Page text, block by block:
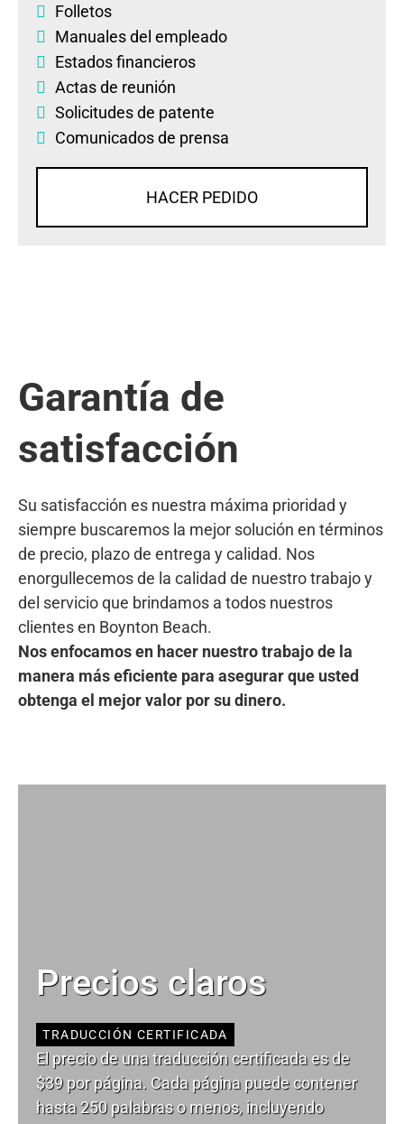
Folletos
Manuales del empleado
Estados financieros
Actas de reunión
Solicitudes de patente
Comunicados de prensa
HACER PEDIDO
Garantía de
satisfacción
Su satisfacción es nuestra máxima prioridad y
siempre buscaremos la mejor solución en términos
de precio, plazo de entrega y calidad. Nos
enorgullecemos de la calidad de nuestro trabajo y
del servicio que brindamos a todos nuestros
clientes en Boynton Beach.
Nos enfocamos en hacer nuestro trabajo de la
manera más eficiente para asegurar que usted
obtenga el mejor valor por su dinero.
Precios claros
TRADUCCIÓN CERTIFICADA
El precio de una traducción certificada es de
$39 por página. Cada página puede contener
hasta 250 palabras o menos, incluyendo